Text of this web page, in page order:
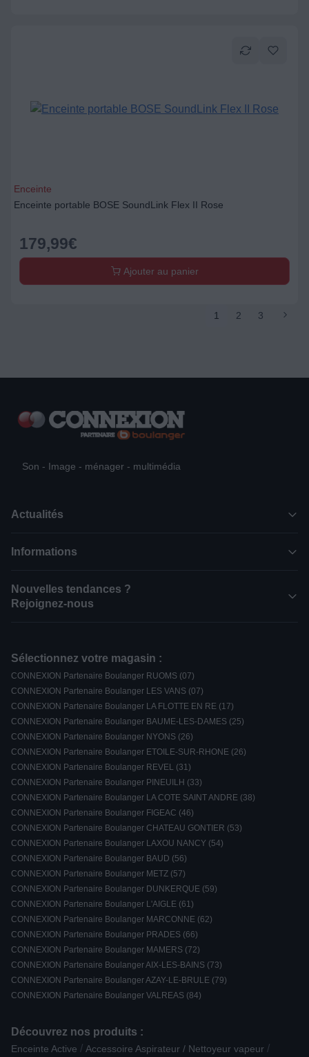
Enceinte
Enceinte portable BOSE SoundLink Flex II Rose
179,99€
Ajouter au panier
1 2 3
Son - Image - ménager - multimédia
Actualités
Informations
Nouvelles tendances ?
Rejoignez-nous
Sélectionnez votre magasin :
CONNEXION Partenaire Boulanger RUOMS (07)
CONNEXION Partenaire Boulanger LES VANS (07)
CONNEXION Partenaire Boulanger LA FLOTTE EN RE (17)
CONNEXION Partenaire Boulanger BAUME-LES-DAMES (25)
CONNEXION Partenaire Boulanger NYONS (26)
CONNEXION Partenaire Boulanger ETOILE-SUR-RHONE (26)
CONNEXION Partenaire Boulanger REVEL (31)
CONNEXION Partenaire Boulanger PINEUILH (33)
CONNEXION Partenaire Boulanger LA COTE SAINT ANDRE (38)
CONNEXION Partenaire Boulanger FIGEAC (46)
CONNEXION Partenaire Boulanger CHATEAU GONTIER (53)
CONNEXION Partenaire Boulanger LAXOU NANCY (54)
CONNEXION Partenaire Boulanger BAUD (56)
CONNEXION Partenaire Boulanger METZ (57)
CONNEXION Partenaire Boulanger DUNKERQUE (59)
CONNEXION Partenaire Boulanger L'AIGLE (61)
CONNEXION Partenaire Boulanger MARCONNE (62)
CONNEXION Partenaire Boulanger PRADES (66)
CONNEXION Partenaire Boulanger MAMERS (72)
CONNEXION Partenaire Boulanger AIX-LES-BAINS (73)
CONNEXION Partenaire Boulanger AZAY-LE-BRULE (79)
CONNEXION Partenaire Boulanger VALREAS (84)
Découvrez nos produits :
Enceinte Active / Accessoire Aspirateur / Nettoyeur vapeur /